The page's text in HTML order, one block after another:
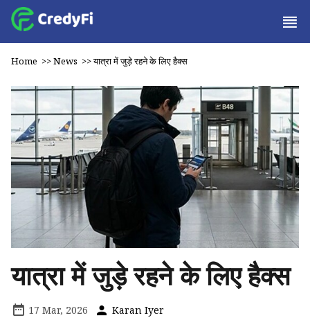
Home >>News >>यात्रा में जुड़े रहने के लिए हैक्स
यात्रा में जुड़े रहने के लिए हैक्स
17 Mar, 2026 Karan Iyer